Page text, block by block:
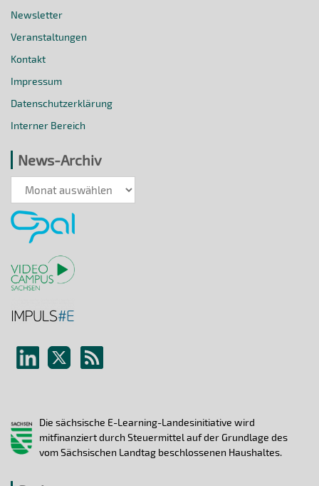
Newsletter
Veranstaltungen
Kontakt
Impressum
Datenschutzerklärung
Interner Bereich
News-Archiv
News-
Archiv
Die sächsische E-Learning-Landesinitiative wird
mitfinanziert durch Steuermittel auf der Grundlage des
vom Sächsischen Landtag beschlossenen Haushaltes.